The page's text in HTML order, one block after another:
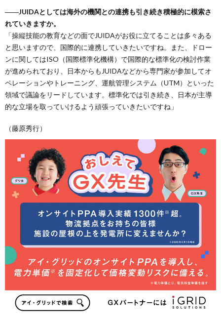
――JUIDAとしては海外の機関との連携も引き続き積極的に模索さ
れていきますか。
「操縦技能の教育などの面でJUIDAがお役に立てることは多々ある
と思いますので、国際的に連携していきたいですね。また、ドロー
ンに関してはISO（国際標準化機構）で国際的な標準化の検討作業
が進められており、日本からもJUIDAなどから専門家が参加してオ
ペレーションやトレーニング、運航管理システム（UTM）といった
領域で議論をリードしています。標準化では引き続き、日本が主導
的な立場を取っていけるよう頑張っていきたいですね」
（藤原秀行）